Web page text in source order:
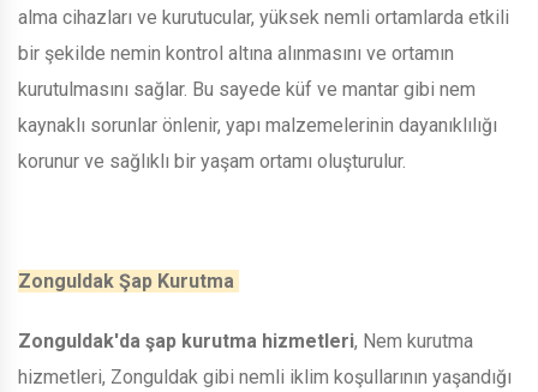
alma cihazları ve kurutucular, yüksek nemli ortamlarda etkili
bir şekilde nemin kontrol altına alınmasını ve ortamın
kurutulmasını sağlar. Bu sayede küf ve mantar gibi nem
kaynaklı sorunlar önlenir, yapı malzemelerinin dayanıklılığı
korunur ve sağlıklı bir yaşam ortamı oluşturulur.
Zonguldak Şap Kurutma
Zonguldak'da şap kurutma hizmetleri, Nem kurutma
hizmetleri, Zonguldak gibi nemli iklim koşullarının yaşandığı